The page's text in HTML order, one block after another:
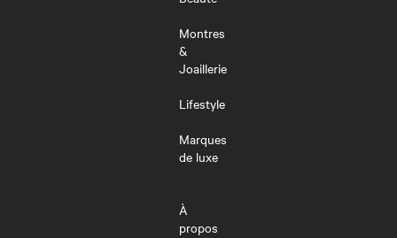
Montres
&
Joaillerie
Lifestyle
Marques
de luxe
À
propos